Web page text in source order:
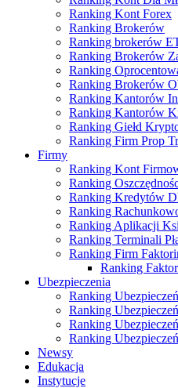
Ranking Kont Forex
Ranking Brokerów
Ranking brokerów
Ranking Brokerów
Ranking
Ranking Brokerów
Ranking Kantorów
Ranking Kantorów
Ranking Giełd
Ranking Firm Prop
Firmy
Ranking Kont
Ranking
Ranking Kredytów
Ranking
Ranking Aplikacji
Ranking Terminali
Ranking Firm
Ranking
Ubezpieczenia
Ranking
Ranking
Ranking
Ranking
Newsy
Edukacja
Instytucje